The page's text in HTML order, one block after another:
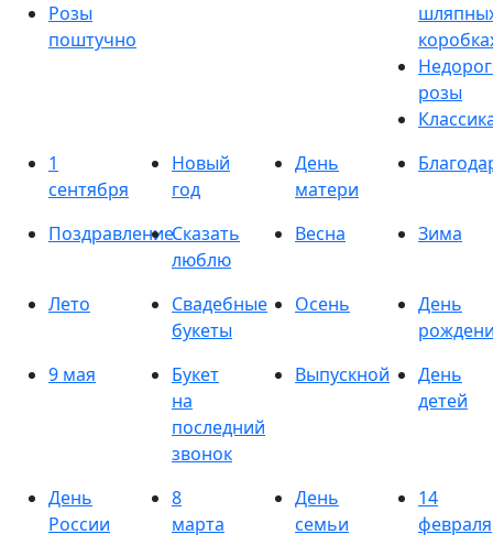
Розы
поштучно
розы
1
сентября
Новый
год
День
матери
ПоздравлениеСказать
люблю
Весна Зима
Лето
Свадебные
букеты
Осень
День
9 мая
Букет
на
последний
звонок
Выпускной
День
детей
День
России
8
марта
День
семьи
14
февраля